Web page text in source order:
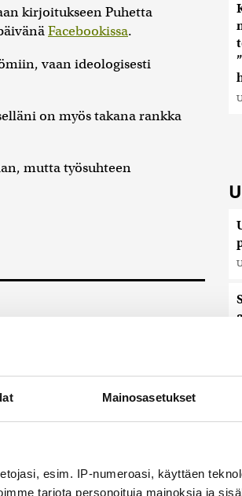
Mainosasetukset
esim. IP-numeroasi, käyttäen
tarjota personoituja mainoksia ja
kirjoitukseen Puhetta
Facebookissa.
vaan ideologisesti
on myös takana rankka
mutta työsuhteen